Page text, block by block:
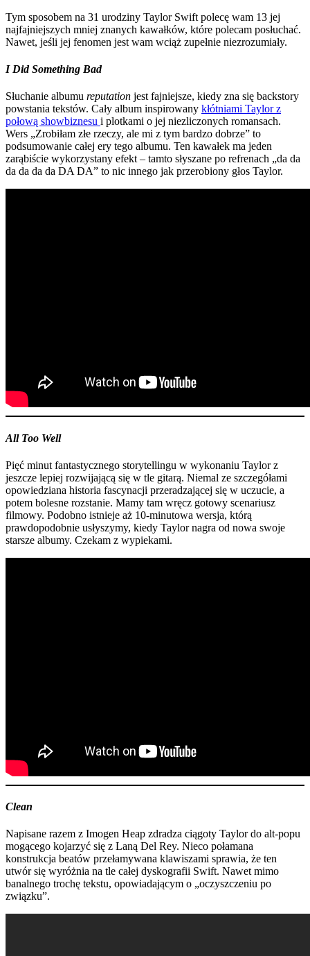
Tym sposobem na 31 urodziny Taylor Swift polecę wam 13 jej
najfajniejszych mniej znanych kawałków, które polecam posłuchać.
Nawet, jeśli jej fenomen jest wam wciąż zupełnie niezrozumiały.
I Did Something Bad
Słuchanie albumu reputation jest fajniejsze, kiedy zna się backstory
powstania tekstów. Cały album inspirowany kłótniami Taylor z
połową showbiznesu i plotkami o jej niezliczonych romansach.
Wers „Zrobiłam złe rzeczy, ale mi z tym bardzo dobrze” to
podsumowanie całej ery tego albumu. Ten kawałek ma jeden
zarąbiście wykorzystany efekt – tamto słyszane po refrenach „da da
da da da da DA DA” to nic innego jak przerobiony głos Taylor.
All Too Well
Pięć minut fantastycznego storytellingu w wykonaniu Taylor z
jeszcze lepiej rozwijającą się w tle gitarą. Niemal ze szczegółami
opowiedziana historia fascynacji przeradzającej się w uczucie, a
potem bolesne rozstanie. Mamy tam wręcz gotowy scenariusz
filmowy. Podobno istnieje aż 10-minutowa wersja, którą
prawdopodobnie usłyszymy, kiedy Taylor nagra od nowa swoje
starsze albumy. Czekam z wypiekami.
Clean
Napisane razem z Imogen Heap zdradza ciągoty Taylor do alt-popu
mogącego kojarzyć się z Laną Del Rey. Nieco połamana
konstrukcja beatów przełamywana klawiszami sprawia, że ten
utwór się wyróżnia na tle całej dyskografii Swift. Nawet mimo
banalnego trochę tekstu, opowiadającym o „oczyszczeniu po
związku”.